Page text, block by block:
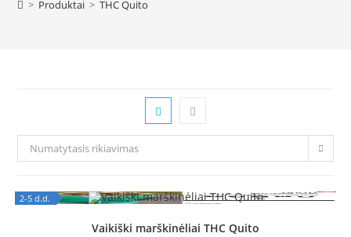
> Produktai > THC Quito
Numatytasis rikiavimas
2-5 d.d.
Vaikiški marškinėliai THC Quito